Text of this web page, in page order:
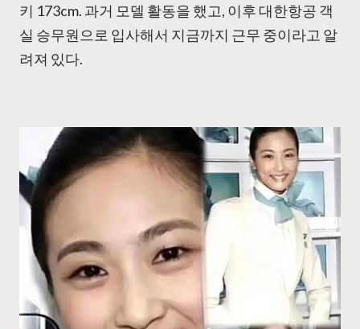
키 173cm. 과거 모델 활동을 했고, 이후 대한항공 객
실 승무원으로 입사해서 지금까지 근무 중이라고 알
려져 있다.